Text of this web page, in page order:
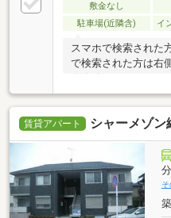
敷金なし
駐車場(近隣含)
イ
スマホで検索された
で検索された方は右
賃貸アパート シャーメゾン
分